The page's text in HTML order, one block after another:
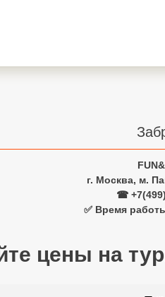
г. Москва, м.
☎
✅ Время
цены на